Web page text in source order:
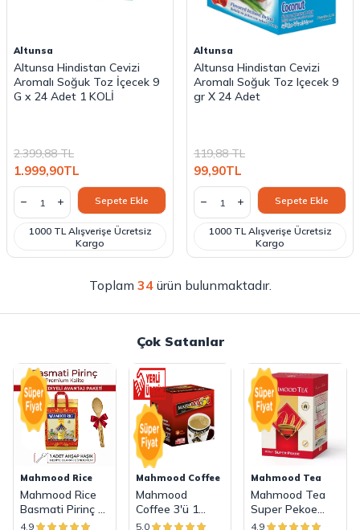
Altunsa
Altunsa Hindistan Cevizi
Aromalı Soğuk Toz İçecek 9
G x 24 Adet 1 KOLİ
2.399,88TL
1.999,90TL
Sepete Ekle
1000 TL Alışverişe Ücretsiz
Kargo
Altunsa
Altunsa Hindistan Cevizi
Aromalı Soğuk Toz Içecek 9
gr X 24 Adet
119,88TL
99,90TL
Sepete Ekle
1000 TL Alışverişe Ücretsiz
Kargo
Toplam 34ürün bulunmaktadır.
Çok Satanlar
Mahmood Rice
Mahmood Rice
Basmati Pirinç 4
KG
4.9
Mahmood Coffee
Mahmood
Coffee 3'ü 1
Arada Hazır
5.0
Mahmood Tea
Mahmood Tea
Super Pekoe
Ithal Seylan
4.9